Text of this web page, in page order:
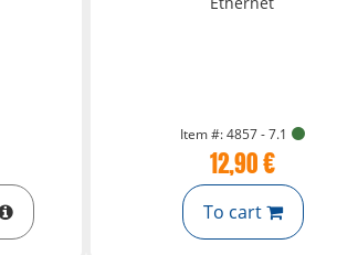
Item #: 4857 - 7.1
12,90 €
To cart